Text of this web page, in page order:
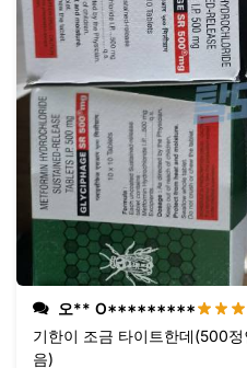
오** O*********
기한이 조금 타이트한데(500
음)